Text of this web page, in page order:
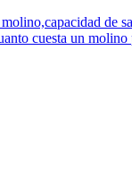
de
cuesta un molino